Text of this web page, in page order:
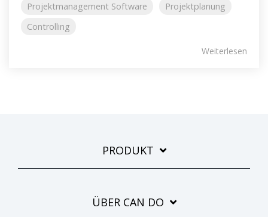
Projektmanagement Software
Projektplanung
Controlling
Weiterlesen
PRODUKT
ÜBER CAN DO